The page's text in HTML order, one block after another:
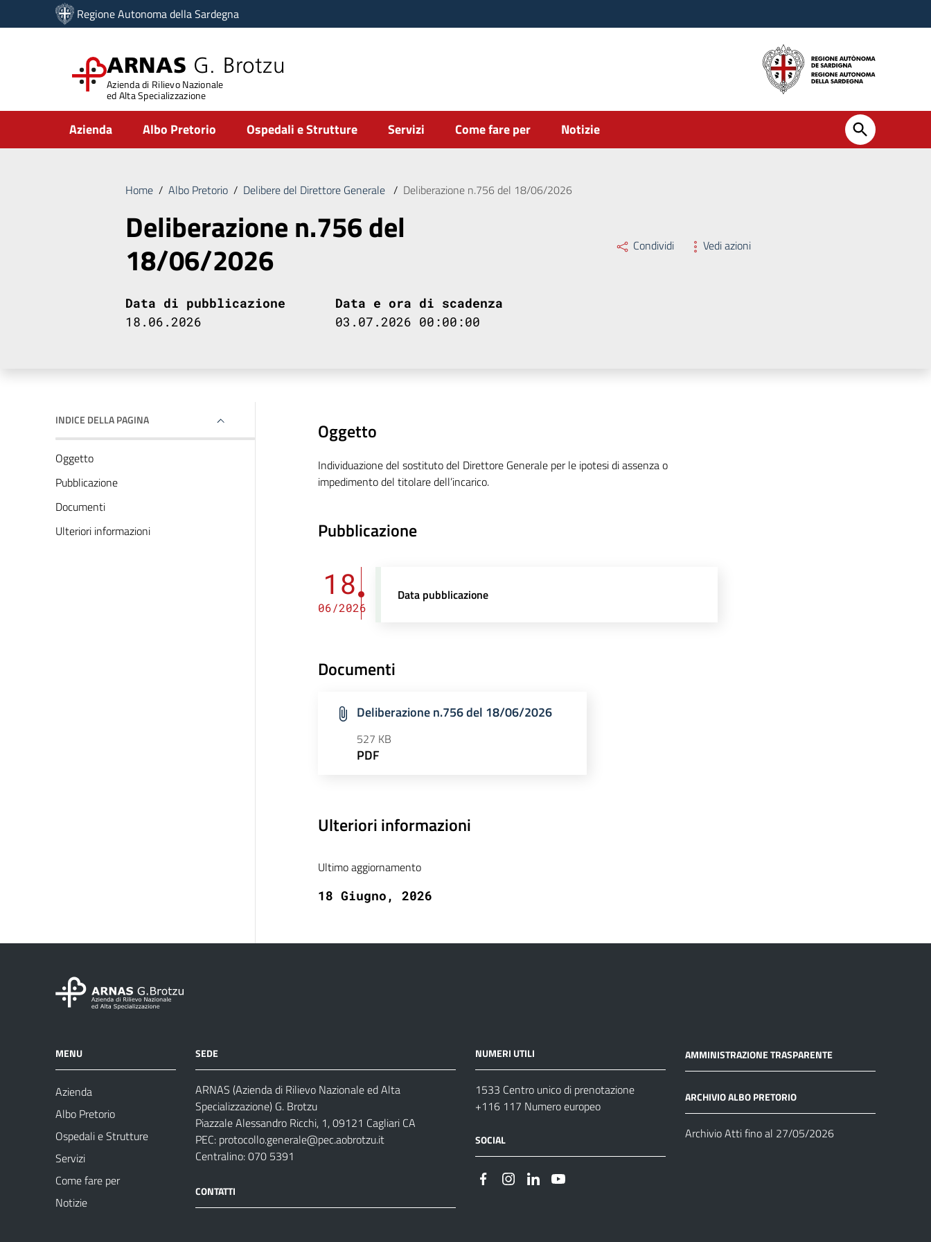
Vai ai contenuti
Vai al menu di navigazione
Regione Autonoma della Sardegna
ARNAS G. Brotzu
Azienda di Rilievo Nazionale
ed Alta Specializzazione
Submenu
Azienda Albo Pretorio Ospedali e Strutture Servizi Come fare per Notizie
Home / Albo Pretorio / Delibere del Direttore Generale / Deliberazione n.756 del 18/06/2026
Deliberazione n.756 del
18/06/2026 Condividi Vedi azioni
Data di pubblicazione
18.06.2026
Data e ora di scadenza
03.07.2026 00:00:00
INDICE DELLA PAGINA
Oggetto
Pubblicazione
Documenti
Ulteriori informazioni
Oggetto
Individuazione del sostituto del Direttore Generale per le ipotesi di assenza o
impedimento del titolare dell’incarico.
Pubblicazione
18
06/2026
Data pubblicazione
Documenti
Deliberazione n.756 del 18/06/2026
527 KB
PDF
Ulteriori informazioni
Ultimo aggiornamento
18 Giugno, 2026
MENU
Azienda
Albo Pretorio
Ospedali e Strutture
Servizi
Come fare per
Notizie
SEDE
ARNAS (Azienda di Rilievo Nazionale ed Alta
Specializzazione) G. Brotzu
Piazzale Alessandro Ricchi, 1, 09121 Cagliari CA
PEC: protocollo.generale@pec.aobrotzu.it
Centralino: 070 5391
CONTATTI
NUMERI UTILI
1533 Centro unico di prenotazione
+116 117 Numero europeo
SOCIAL
AMMINISTRAZIONE TRASPARENTE
ARCHIVIO ALBO PRETORIO
Archivio Atti fino al 27/05/2026